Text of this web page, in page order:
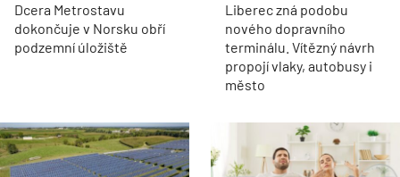
Dcera Metrostavu
dokončuje v Norsku obří
podzemní úložiště
Liberec zná podobu
nového dopravního
terminálu. Vítězný návrh
propojí vlaky, autobusy i
město